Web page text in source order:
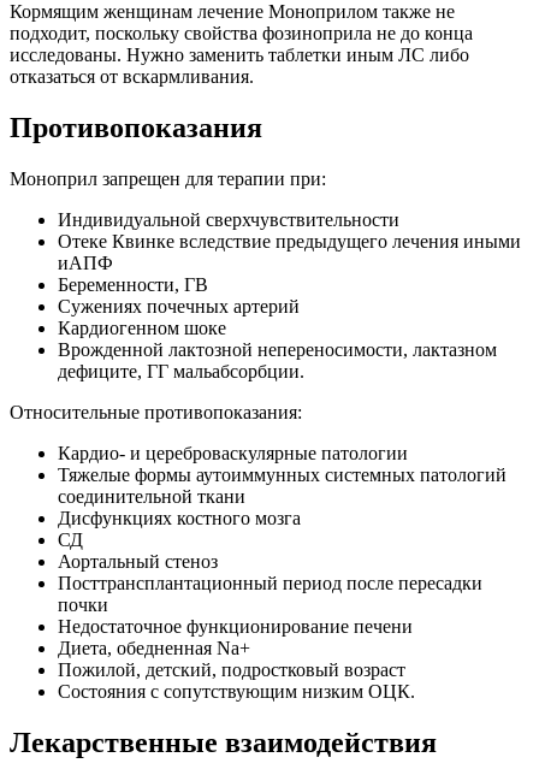
Кормящим женщинам лечение Моноприлом также не
подходит, поскольку свойства фозиноприла не до конца
исследованы. Нужно заменить таблетки иным ЛС либо
отказаться от вскармливания.
Противопоказания
Моноприл запрещен для терапии при:
Индивидуальной сверхчувствительности
Отеке Квинке вследствие предыдущего лечения иными
иАПФ
Беременности, ГВ
Сужениях почечных артерий
Кардиогенном шоке
Врожденной лактозной непереносимости, лактазном
дефиците, ГГ мальабсорбции.
Относительные противопоказания:
Кардио- и цереброваскулярные патологии
Тяжелые формы аутоиммунных системных патологий
соединительной ткани
Дисфункциях костного мозга
СД
Аортальный стеноз
Посттрансплантационный период после пересадки
почки
Недостаточное функционирование печени
Диета, обедненная Na+
Пожилой, детский, подростковый возраст
Состояния с сопутствующим низким ОЦК.
Лекарственные взаимодействия